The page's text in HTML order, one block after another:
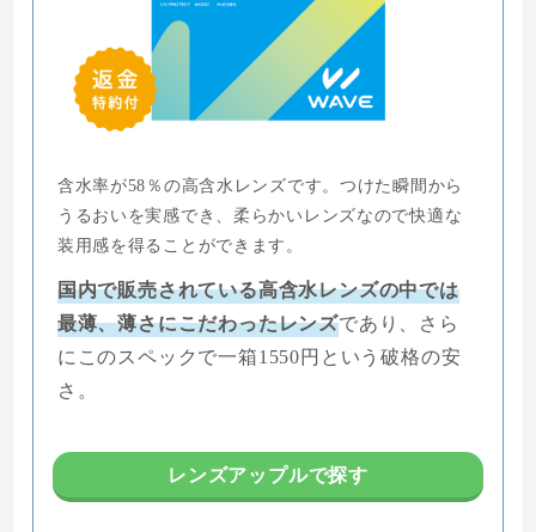
含水率が58％の高含水レンズです。つけた瞬間から
うるおいを実感でき、柔らかいレンズなので快適な
装用感を得ることができます。
国内で販売されている高含水レンズの中では
最薄、薄さにこだわったレンズであり、さら
にこのスペックで一箱1550円という破格の安
さ。
レンズアップルで探す